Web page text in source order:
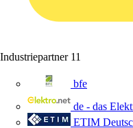
Industriepartner 11
bfe
de - das
ETIM